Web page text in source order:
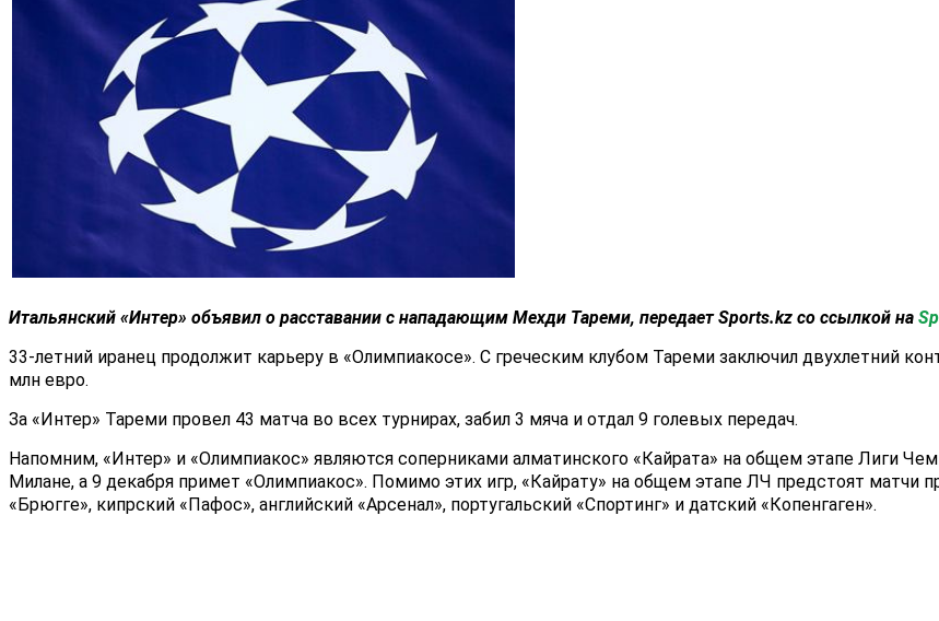
Итальянский «Интер» объявил о расставании с нападающим Мехди Тареми, передает Sports.kz со ссылкой на
33-летний иранец продолжит карьеру в «Олимпиакосе». С греческим клубом Тареми заключил двухлетний
млн евро.
За «Интер» Тареми провел 43 матча во всех турнирах, забил 3 мяча и отдал 9 голевых передач.
Напомним, «Интер» и «Олимпиакос» являются соперниками алматинского «Кайрата» на общем этапе Лиги
Милане, а 9 декабря примет «Олимпиакос». Помимо этих игр, «Кайрату» на общем этапе ЛЧ предстоят матчи
«Брюгге», кипрский «Пафос», английский «Арсенал», португальский «Спортинг» и датский «Копенгаген».